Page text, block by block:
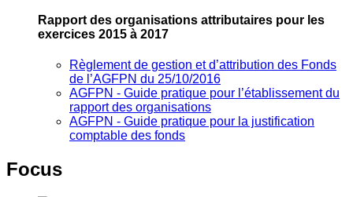
Rapport des organisations attributaires pour les
exercices 2015 à 2017
Règlement de gestion et d’attribution des Fonds
de l’AGFPN du 25/10/2016
AGFPN ‐ Guide pratique pour l’établissement du
rapport des organisations
AGFPN ‐ Guide pratique pour la justification
comptable des fonds
Focus